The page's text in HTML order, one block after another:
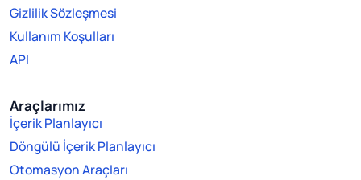
Gizlilik Sözleşmesi
Kullanım Koşulları
API
Araçlarımız
İçerik Planlayıcı
Döngülü İçerik Planlayıcı
Otomasyon Araçları